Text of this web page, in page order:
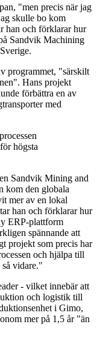
"men precis när jag
skulle bo kom
han och förklarar hur
Sandvik Machining
programmet, "särskilt
Hans projekt
förbättra en av
med
högsta
Sandvik Mining and
kom den globala
mer av en lokal
han och förklarar hur
ERP-plattform
spännande att
projekt som precis har
och hjälpa till
vidare."
- vilket innebär att
och logistik till
i Gimo,
mer på 1,5 år "än